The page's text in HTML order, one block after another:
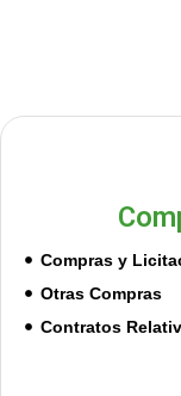
Compras y
Otras Compras
Contratos